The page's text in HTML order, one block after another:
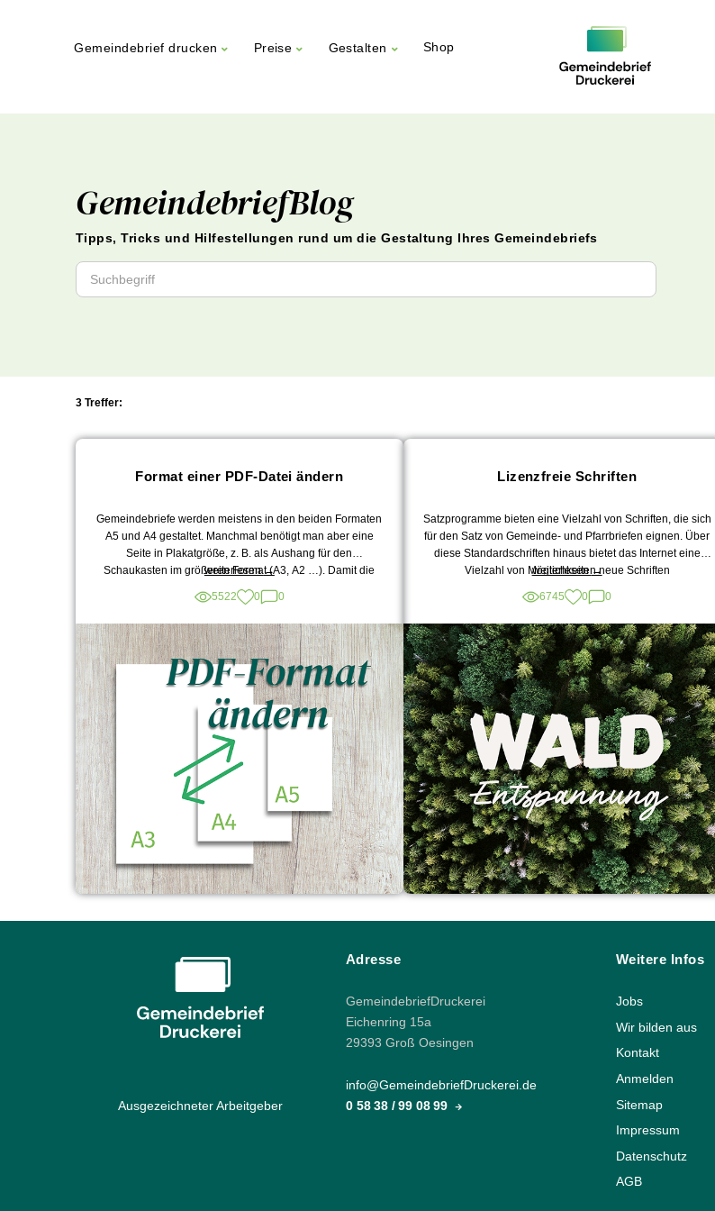
Gemeindebrief drucken Preise Gestalten Shop
GemeindebriefBlog
Tipps, Tricks und Hilfestellungen rund um die Gestaltung Ihres Gemeindebriefs
3 Treffer:
Format einer PDF-Datei ändern
Gemeindebriefe werden meistens in den beiden Formaten
A5 und A4 gestaltet. Manchmal benötigt man aber eine
Seite in Plakatgröße, z. B. als Aushang für den
Schaukasten im größeren Format (A3, A2 …). Damit die
Seite nicht neu in der gewünschten Größe im
Gestaltungsprogramm angelegt werden muss, gibt es
kleine Hilfsprogramme. Dazu gehört die Website von
PDF2GO.
weiterlesen„Format
einer
PDF-
Datei
ändern“
→
5522 0 0
Lizenzfreie Schriften
Satzprogramme bieten eine Vielzahl von Schriften, die sich
für den Satz von Gemeinde- und Pfarrbriefen eignen. Über
diese Standardschriften hinaus bietet das Internet eine
Vielzahl von Möglichkeiten neue Schriften
herunterzuladen. Dabei besteht die Herausforderung, die
zu finden, die kostenlos und rechtssicher verwendet
werden können. Vier dieser Webseiten möchten wir Ihnen
kurz vorstellen.
weiterlesen„Lizenzfreie
Schriften“
→
6745 0 0
Ausgezeichneter Arbeitgeber
Adresse
GemeindebriefDruckerei
Eichenring 15a
29393 Groß Oesingen
info@GemeindebriefDruckerei.de
0 58 38 / 99 08 99
Weitere Infos
Jobs
Wir bilden aus
Kontakt
Anmelden
Sitemap
Impressum
Datenschutz
AGB